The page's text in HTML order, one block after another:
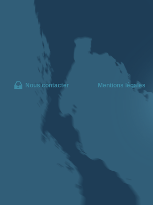
Nous contacter Mentions légales